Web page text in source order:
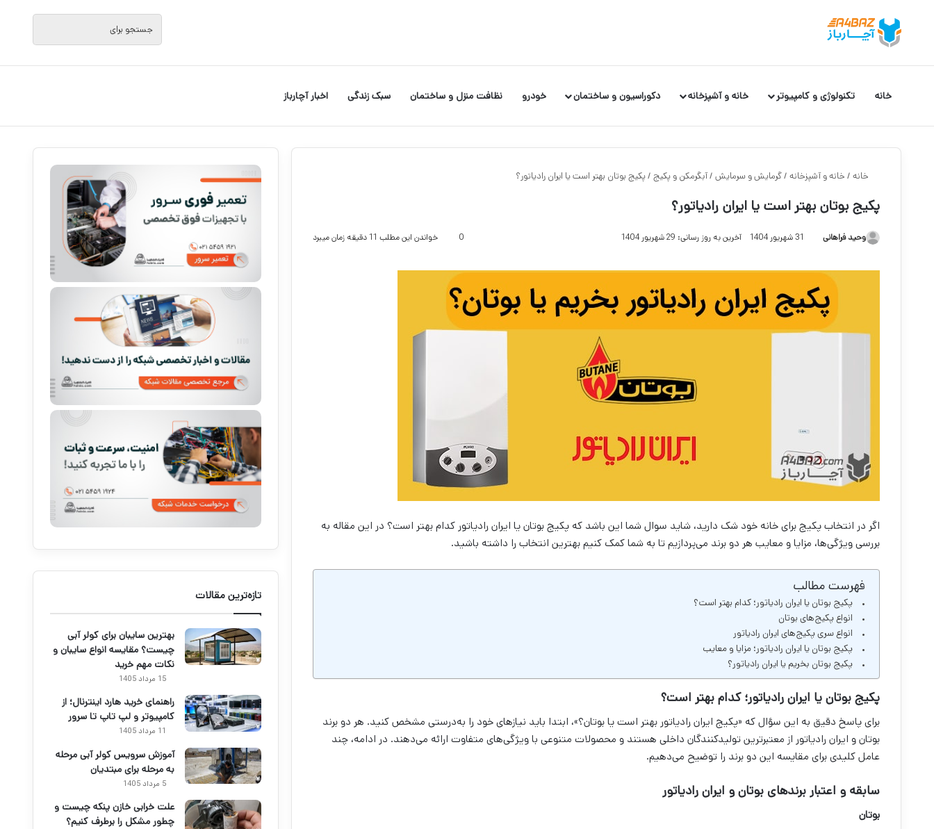
جستجو
خانه تکنولوژی و کامپیوتر خانه و آشپزخانه دکوراسیون و ساختمان خودرو نظافت منزل و ساختمان سبک زندگی اخبار آچارباز
خانه / خانه و آشپزخانه /گرمایش و سرمایش /آبگرمکن و پکیج /پکیج بوتان بهتر است یا ایران رادیاتور؟
پکیج بوتان بهتر است یا ایران رادیاتور؟
وحید فراهانی 31 شهریور 1404 آخرین به روز رسانی: 29 شهریور 1404 0 خواندن این مطلب 11 دقیقه زمان میبرد
اگر در انتخاب پکیج برای خانه خود شک دارید، شاید سوال شما این باشد که پکیج بوتان یا ایران رادیاتور کدام بهتر است؟ در این مقاله به
بررسی ویژگی‌ها، مزایا و معایب هر دو برند می‌پردازیم تا به شما کمک کنیم بهترین انتخاب را داشته باشید.
فهرست مطالب
پکیج بوتان یا ایران رادیاتور؛ کدام بهتر است؟
انواع پکیج‌های بوتان
انواع سری‌ پکیج‌های ایران رادیاتور
پکیج بوتان یا ایران رادیاتور؛ مزایا و معایب
پکیج بوتان بخریم یا ایران رادیاتور؟
پکیج بوتان یا ایران رادیاتور؛ کدام بهتر است؟
برای پاسخ دقیق به این سؤال که «پکیج ایران رادیاتور بهتر است یا بوتان؟»، ابتدا باید نیازهای خود را به‌درستی مشخص کنید. هر دو برند
بوتان و ایران رادیاتور از معتبرترین تولیدکنندگان داخلی هستند و محصولات متنوعی با ویژگی‌های متفاوت ارائه می‌دهند. در ادامه، چند
عامل کلیدی برای مقایسه این دو برند را توضیح می‌دهیم.
سابقه و اعتبار برندهای بوتان و ایران رادیاتور
بوتان
تازه‌ترین مقالات
بهترین سایبان برای کولر آبی
چیست؟ مقایسه انواع سایبان و
نکات مهم خرید
15 مرداد 1405
راهنمای خرید هارد اینترنال؛ از
کامپیوتر و لپ تاپ تا سرور
11 مرداد 1405
آموزش سرویس کولر آبی مرحله
به مرحله برای مبتدیان
5 مرداد 1405
علت خرابی خازن پنکه چیست و
چطور مشکل را برطرف کنیم؟